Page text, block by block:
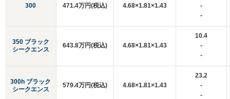
300
350 ブラック
シークエンス
300h ブラック
シークエンス
471.4万円(税込) 4.68×1.81×1.43
-
-
643.8万円(税込) 4.68×1.81×1.43
10.4
-
-
579.4万円(税込) 4.68×1.81×1.43
23.2
-
-